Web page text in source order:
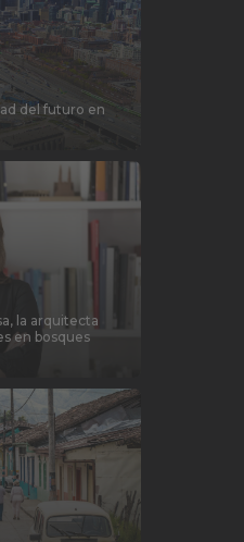
del futuro en
la arquitecta
en bosques